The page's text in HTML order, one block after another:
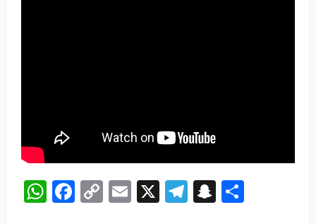
WhatsApp
Facebook
CopyEmail
X Telegram
Snapchat